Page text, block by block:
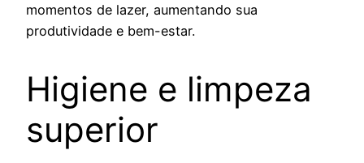
momentos de lazer, aumentando sua
produtividade e bem-estar.
Higiene e limpeza
superior